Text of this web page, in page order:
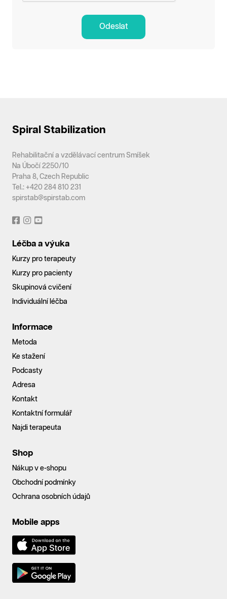
Odeslat
Spiral Stabilization
Rehabilitační a vzdělávací centrum Smíšek
Na Úbočí 2250/10
Praha 8, Czech Republic
Tel.: +420 284 810 231
spirstab@spirstab.com
Léčba a výuka
Kurzy pro terapeuty
Kurzy pro pacienty
Skupinová cvičení
Individuální léčba
Informace
Metoda
Ke stažení
Podcasty
Adresa
Kontakt
Kontaktní formulář
Najdi terapeuta
Shop
Nákup v e-shopu
Obchodní podmínky
Ochrana osobních údajů
Mobile apps